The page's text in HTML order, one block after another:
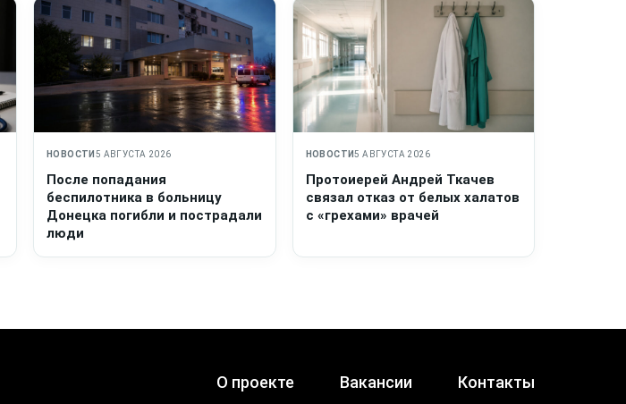
НОВОСТИ 5 АВГУСТА 2026
После попадания
беспилотника в больницу
Донецка погибли и пострадали
люди
НОВОСТИ5 АВГУСТА 2026
Протоиерей Андрей Ткачев
связал отказ от белых халатов
с «грехами» врачей
О проекте Вакансии Контакты